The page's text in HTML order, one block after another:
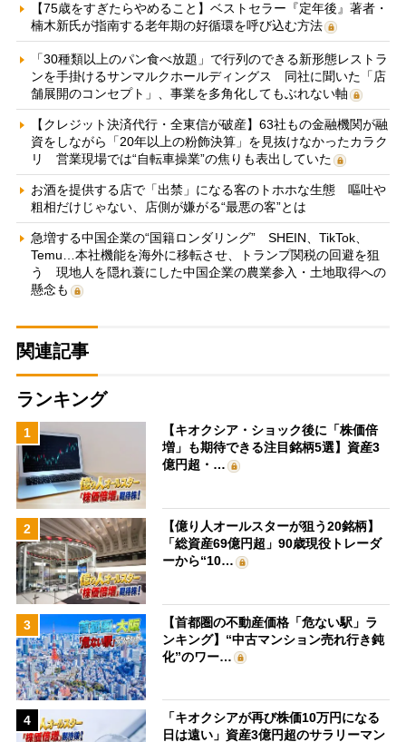
【75歳をすぎたらやめること】ベストセラー『定年後』著者・
楠木新氏が指南する老年期の好循環を呼び込む方法
「30種類以上のパン食べ放題」で行列のできる新形態レストラ
ンを手掛けるサンマルクホールディングス 同社に聞いた「店
舗展開のコンセプト」、事業を多角化してもぶれない軸
【クレジット決済代行・全東信が破産】63社もの金融機関が融
資をしながら「20年以上の粉飾決算」を見抜けなかったカラク
リ 営業現場では“自転車操業”の焦りも表出していた
お酒を提供する店で「出禁」になる客のトホホな生態 嘔吐や
粗相だけじゃない、店側が嫌がる“最悪の客”とは
急増する中国企業の“国籍ロンダリング” SHEIN、TikTok、
Temu…本社機能を海外に移転させ、トランプ関税の回避を狙
う 現地人を隠れ蓑にした中国企業の農業参入・土地取得への
懸念も
関連記事
ランキング
1
【キオクシア・ショック後に「株価倍
増」も期待できる注目銘柄5選】資産3
億円超・…
2
【億り人オールスターが狙う20銘柄】
「総資産69億円超」90歳現役トレーダ
ーから“10…
3
【首都圏の不動産価格「危ない駅」ラ
ンキング】“中古マンション売れ行き鈍
化”のワー…
4
「キオクシアが再び株価10万円になる
日は遠い」資産3億円超のサラリーマン